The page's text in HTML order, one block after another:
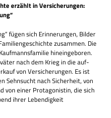
erzählt in Ver­si­che­run­gen:
fügen sich Erin­ne­run­gen, Bil­der
zusam­men. Die
hin­ein­ge­bo­ren.
nach dem Krieg in die auf­
von Ver­si­che­run­gen. Es ist
Sehn­sucht nach Sicher­heit, von
von einer Prot­ago­ni­stin, die sich
ihrer Leben­dig­keit